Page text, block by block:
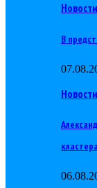
Новости
В
Новости